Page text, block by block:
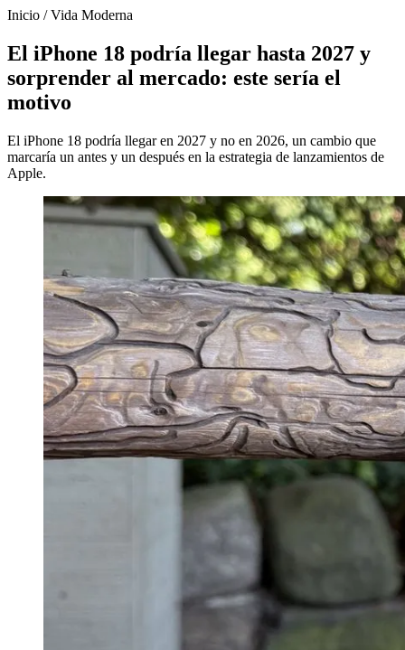
Inicio /Vida Moderna
El iPhone 18 podría llegar hasta 2027 y
sorprender al mercado: este sería el
motivo
El iPhone 18 podría llegar en 2027 y no en 2026, un cambio que
marcaría un antes y un después en la estrategia de lanzamientos de
Apple.